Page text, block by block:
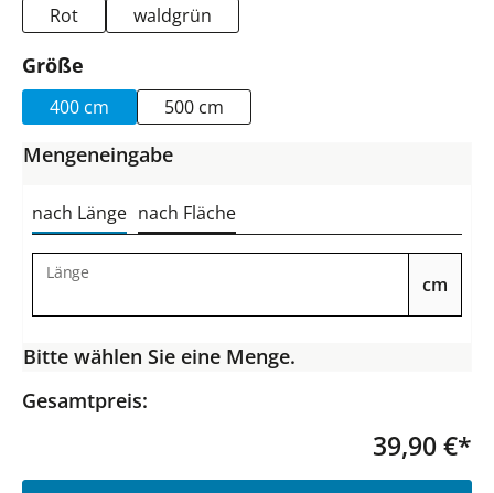
Rot
waldgrün
Größe
400 cm 500 cm
Mengeneingabe
nach Länge nach Fläche
Länge
cm
Bitte wählen Sie eine Menge.
Gesamtpreis:
39,90 €*